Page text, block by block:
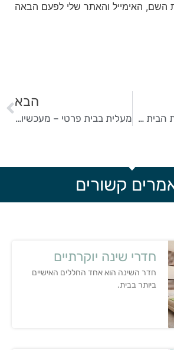
השם, האימייל והאתר שלי לפעם הבאה
מדוע כדאי לעצב את הבית שלנו ברמה גבוהה?
הבא
מעלית בבית פרטי – מעכשיו גם בבית שלכם!
קשורים
חדרי שינה יוקרתיים
חדר השינה הוא אחד החללים האישיים
ביותר בבית.